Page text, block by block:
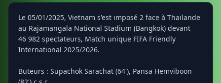
Le 05/01/2025, Vietnam s'est imposé 2 face à Thaïlande
au Rajamangala National Stadium (Bangkok) devant
46 982 spectateurs, Match unique FIFA Friendly
International 2025/2026.
Buteurs : Supachok Sarachat (64'), Pansa Hemviboon